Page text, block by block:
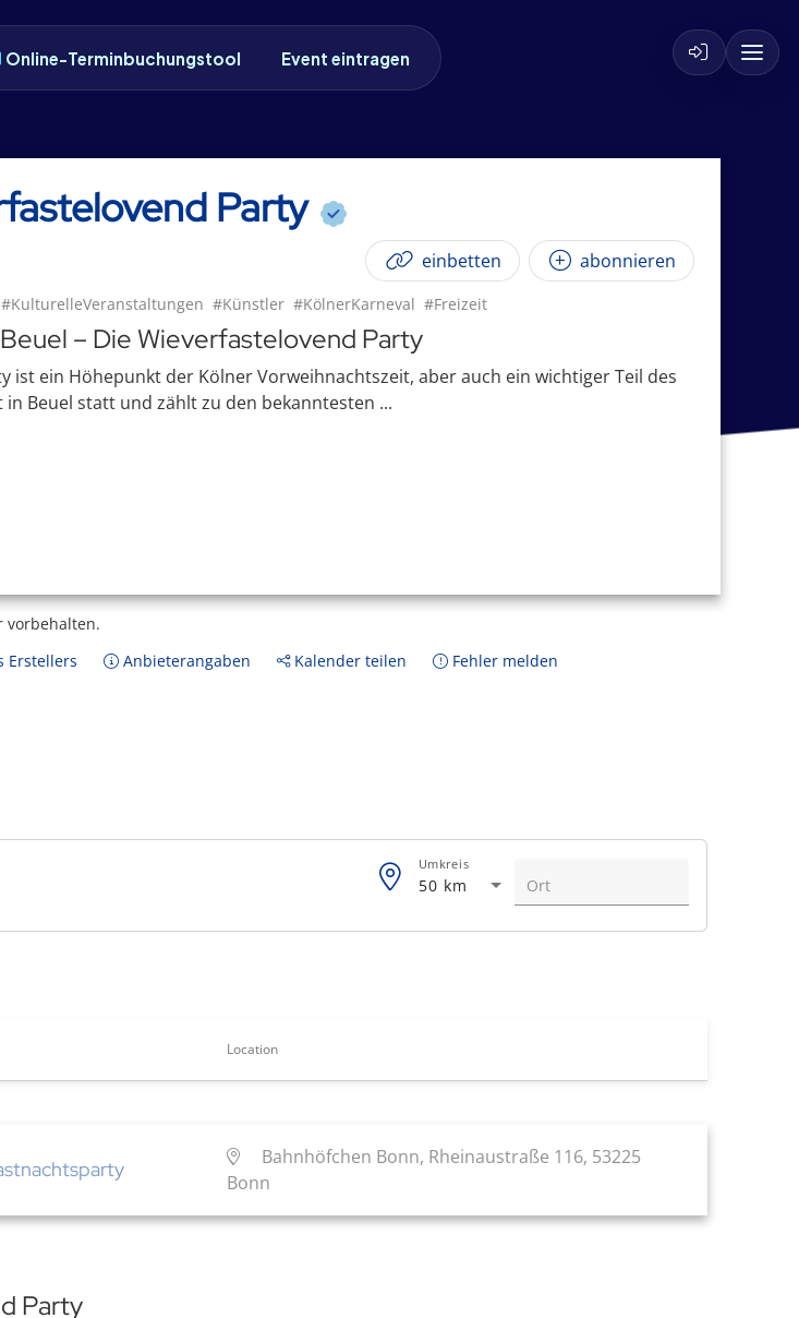
Online-Terminbuchungstool Event eintragen
Party
einbetten abonnieren
#KulturelleVeranstaltungen #Künstler #KölnerKarneval #Freizeit
– Die Wieverfastelovend Party
ist ein Höhepunkt der Kölner Vorweihnachtszeit, aber auch ein wichtiger Teil des
in Beuel statt und zählt zu den bekanntesten ...
vorbehalten.
Erstellers Anbieterangaben Kalender teilen Fehler melden
50 km
Umkreis
Location
Bahnhöfchen Bonn, Rheinaustraße 116, 53225
Bonn
Party